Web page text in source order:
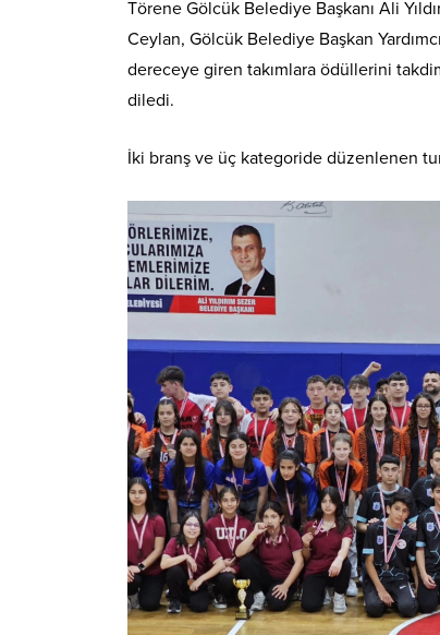
Törene Gölcük Belediye Başkanı Ali
Ceylan, Gölcük Belediye Başkan
dereceye giren takımlara ödüllerini
diledi.
İki branş ve üç kategoride düzenlenen